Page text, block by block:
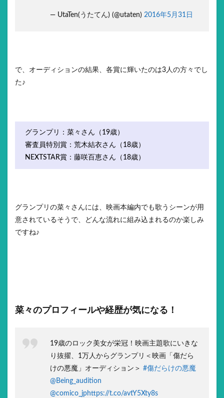
— UtaTen(うたてん) (@utaten) 2016年5月31日
で、オーディションの結果、各賞に輝いたのは3人の方々でし
た♪
グランプリ：菜々さん（19歳）
審査員特別賞：荒木結衣さん（18歳）
NEXTSTAR賞：藤咲百恵さん（18歳）
グランプリの菜々さんには、映画本編内でも歌うシーンが用
意されているそうで、どんな流れに組み込まれるのか楽しみ
ですね♪
菜々のプロフィールや経歴が気になる！
19歳のロック美女が栄冠！映画主題歌にいきな
り抜擢、1万人からグランプリ＜映画「傷だら
けの悪魔」オーディション＞ #傷だらけの悪魔
@Being_audition
@comico_jphttps://t.co/avtY5Xty8s